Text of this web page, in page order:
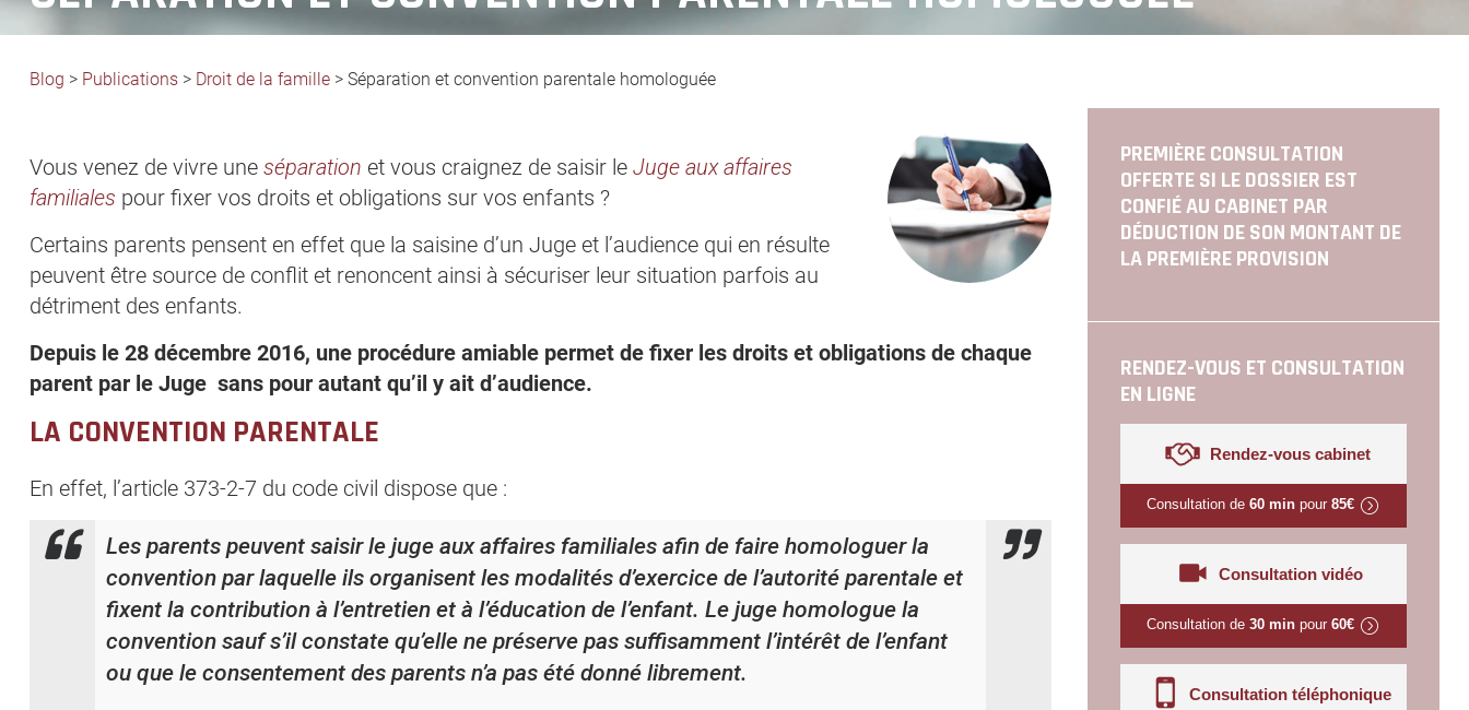
Blog > Publications> Droit de la famille> Séparation et convention parentale homologuée
Vous venez de vivre une séparation et vous craignez de saisir le Juge aux affaires
familiales pour fixer vos droits et obligations sur vos enfants ?
Certains parents pensent en effet que la saisine d’un Juge et l’audience qui en résulte
peuvent être source de conflit et renoncent ainsi à sécuriser leur situation parfois au
détriment des enfants.
Depuis le 28 décembre 2016, une procédure amiable permet de fixer les droits et obligations de chaque
parent par le Juge sans pour autant qu’il y ait d’audience.
LA CONVENTION PARENTALE
En effet, l’article 373-2-7 du code civil dispose que :
Les parents peuvent saisir le juge aux affaires familiales afin de faire homologuer la
convention par laquelle ils organisent les modalités d’exercice de l’autorité parentale et
fixent la contribution à l’entretien et à l’éducation de l’enfant. Le juge homologue la
convention sauf s’il constate qu’elle ne préserve pas suffisamment l’intérêt de l’enfant
ou que le consentement des parents n’a pas été donné librement.
PREMIÈRE CONSULTATION
OFFERTE SI LE DOSSIER EST
CONFIÉ AU CABINET PAR
DÉDUCTION DE SON MONTANT DE
LA PREMIÈRE PROVISION
RENDEZ-VOUS ET CONSULTATION
EN LIGNE
Rendez-vous cabinet
Consultation de 60 minpour 85€
Consultation vidéo
Consultation de 30 minpour 60€
Consultation téléphonique